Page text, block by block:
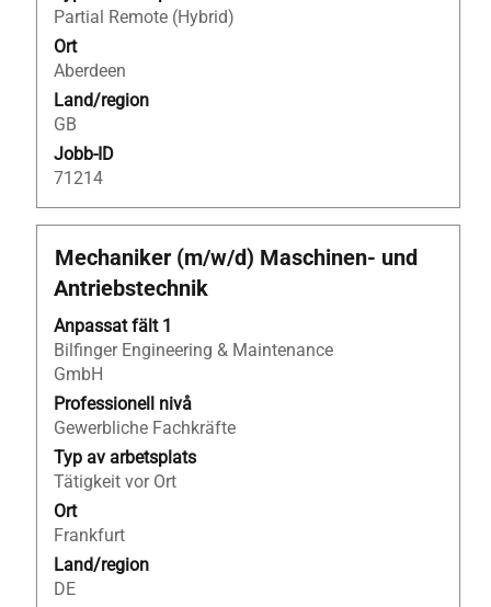
Partial Remote (Hybrid)
Ort
Aberdeen
Land/region
GB
Jobb-ID
71214
innehåll
i
jobbeskrivningen.
Titel
Mechaniker (m/w/d) Maschinen- und
Antriebstechnik
Anpassat fält 1
Bilfinger Engineering & Maintenance
GmbH
Professionell nivå
Gewerbliche Fachkräfte
Typ av arbetsplats
Tätigkeit vor Ort
Ort
Frankfurt
Land/region
DE
Klicka
på
blankstegstangenten
för
att
visa
allt
innehåll
i
jobbeskrivningen.